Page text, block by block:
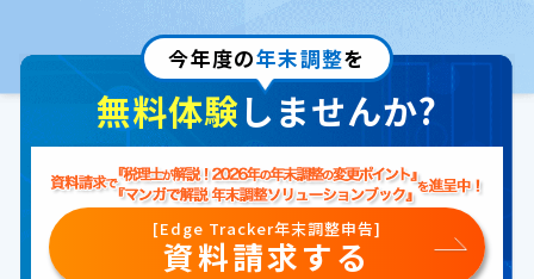
今年度の年末調整を
無料体験しませんか?
[Edge Tracker年末調整申告]
資料請求する